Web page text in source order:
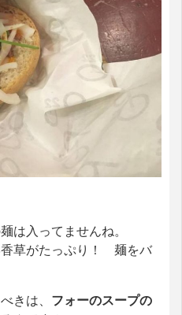
入ってませんね。
草がたっぷり！ 麺をバ
きは、 フォーのスープの